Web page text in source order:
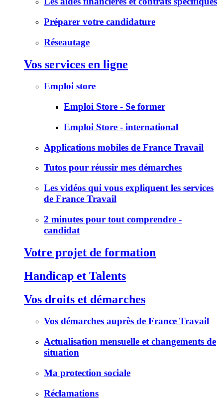
Préparer votre candidature
Réseautage
Vos services en ligne
Emploi store
Emploi Store - Se former
Emploi Store - international
Applications mobiles de France Travail
Tutos pour réussir mes démarches
Les vidéos qui vous expliquent les services
de France Travail
2 minutes pour tout comprendre -
candidat
Votre projet de formation
Handicap et Talents
Vos droits et démarches
Vos démarches auprès de France Travail
Actualisation mensuelle et changements de
situation
Ma protection sociale
Réclamations